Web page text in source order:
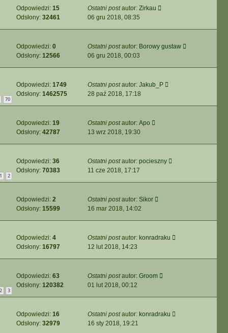
Odpowiedzi: 15
Odsłony: 32461
Ostatni postautor: Zirkau
06 gru 2018, 08:35
Odpowiedzi: 0
Odsłony: 12566
Ostatni postautor: Borowy gustaw
06 gru 2018, 00:03
70
Odpowiedzi: 1749
Odsłony: 1462575
Ostatni postautor: Jakub_P
28 paź 2018, 17:18
Odpowiedzi: 19
Odsłony: 42787
Ostatni postautor: Apo
13 wrz 2018, 19:30
1 2
Odpowiedzi: 36
Odsłony: 70383
Ostatni postautor: pocieszny
11 cze 2018, 17:17
Odpowiedzi: 2
Odsłony: 15599
Ostatni postautor: Sikor
16 mar 2018, 14:02
Odpowiedzi: 4
Odsłony: 16797
Ostatni postautor: konradraku
12 lut 2018, 14:23
2 3
Odpowiedzi: 63
Odsłony: 120382
Ostatni postautor: Groom
01 lut 2018, 00:12
Odpowiedzi: 16
Odsłony: 32979
Ostatni postautor: konradraku
16 sty 2018, 19:21